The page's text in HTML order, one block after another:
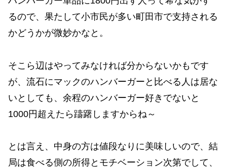
るので、果たして小市民が多い町田市で支持される
かどうかが微妙かなと。
そこら辺はやってみなければ分からないかもです
が、流石にマックのハンバーガーと比べる人は居な
いとしても、余程のハンバーガー好きでないと
1000円超えたら躊躇しますからね～
とは言え、中身の方は値段なりに美味しいので、結
局は食べる側の所得とモチベーション次第でして、